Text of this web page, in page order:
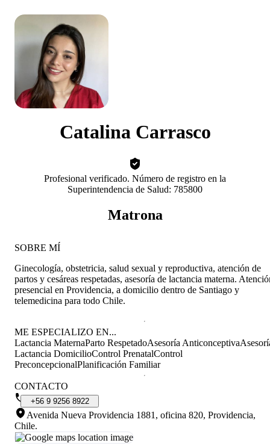
Catalina Carrasco
Profesional verificado. Número de registro en la
Superintendencia de Salud: 785800
Matrona
SOBRE MÍ
Ginecología, obstetricia, salud sexual y reproductiva, atención de
partos y cesáreas respetadas, asesoría de lactancia materna.
presencial en Providencia, a domicilio dentro de Santiago y
telemedicina para todo Chile.
ME ESPECIALIZO EN...
Lactancia MaternaParto RespetadoAsesoría Anticonceptiva
Lactancia DomicilioControl PrenatalControl
PreconcepcionalPlanificación Familiar
CONTACTO
+56 9 9256 8922
Avenida Nueva Providencia 1881, oficina 820, Providencia,
Chile.